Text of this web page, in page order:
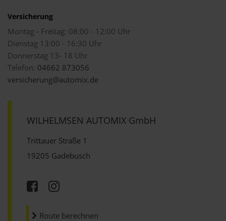
Versicherung
Montag - Freitag: 08:00 - 12:00 Uhr
Dienstag 13:00 - 16:30 Uhr
Donnerstag 13- 18 Uhr
Telefon: 04662 873056
versicherung@automix.de
WILHELMSEN AUTOMIX GmbH
Trittauer Straße 1
19205 Gadebusch
Route berechnen